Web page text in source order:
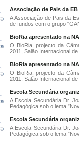
Associação de Pais da
A Associação de Pais da
de fundos com o grupo
BioRia apresentado na
O BioRia, projecto da
2011, Salão Internacional
BioRia apresentado na
O BioRia, projecto da
2011, Salão Internacional
Escola Secundária
A Escola Secundária Dr.
Pedagógica sob o lema
Escola Secundária
A Escola Secundária Dr.
Pedagógica sob o lema